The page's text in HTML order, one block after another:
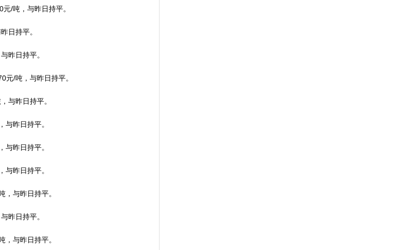
/吨，与昨日持平。
日持平。
昨日持平。
/吨，与昨日持平。
与昨日持平。
昨日持平。
昨日持平。
昨日持平。
与昨日持平。
昨日持平。
与昨日持平。